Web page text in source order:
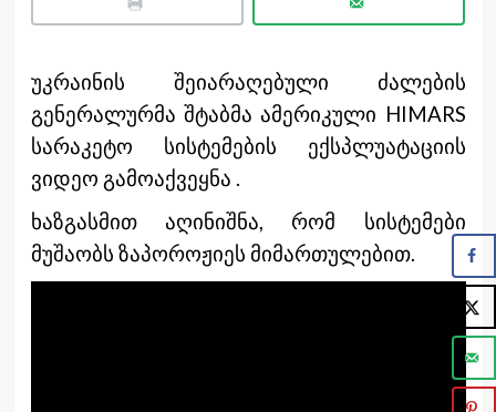
უკრაინის შეიარაღებული ძალების
გენერალურმა შტაბმა ამერიკული HIMARS
სარაკეტო სისტემების ექსპლუატაციის
ვიდეო გამოაქვეყნა .
ხაზგასმით აღინიშნა, რომ სისტემები
მუშაობს ზაპოროჟიეს მიმართულებით.